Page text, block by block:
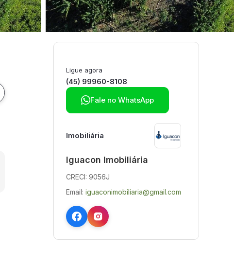
Ligue agora
(45) 99960-8108
Fale no WhatsApp
Imobiliária
Iguacon Imobiliária
CRECI: 9056J
Email: iguaconimobiliaria@gmail.com